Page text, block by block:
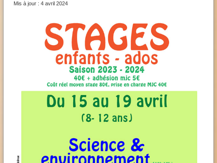
Mis à jour : 4 avril 2024